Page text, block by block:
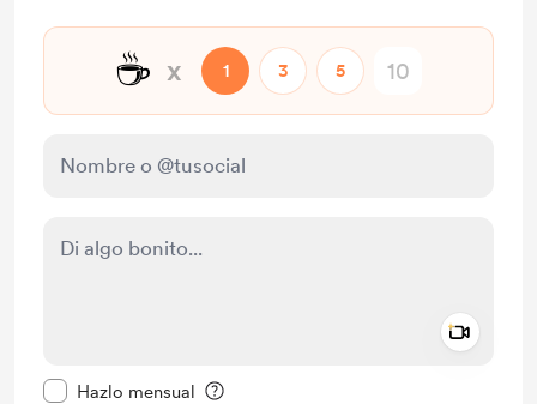
☕ x 1 3 5
Hazlo mensual